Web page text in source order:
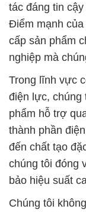
tác đáng tin
Điểm mạnh của
cấp sản phẩm
nghiệp mà
Trong lĩnh vực
điện lực, chúng
phẩm hỗ trợ
thành phần
đến chất tạo
chúng tôi đóng
bảo hiệu suất
Chúng tôi